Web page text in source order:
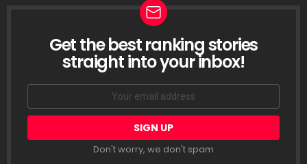
LETTRE
D’INFORMATION
Get the best ranking stories
straight into your inbox!
Email
Don't worry, we don't spam